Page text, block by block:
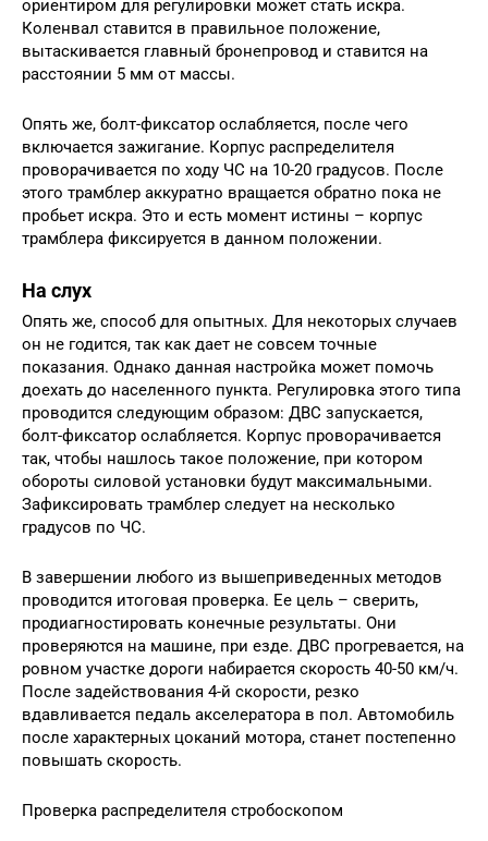
ориентиром для регулировки может стать искра.
Коленвал ставится в правильное положение,
вытаскивается главный бронепровод и ставится на
расстоянии 5 мм от массы.
Опять же, болт-фиксатор ослабляется, после чего
включается зажигание. Корпус распределителя
проворачивается по ходу ЧС на 10-20 градусов. После
этого трамблер аккуратно вращается обратно пока не
пробьет искра. Это и есть момент истины – корпус
трамблера фиксируется в данном положении.
На слух
Опять же, способ для опытных. Для некоторых случаев
он не годится, так как дает не совсем точные
показания. Однако данная настройка может помочь
доехать до населенного пункта. Регулировка этого типа
проводится следующим образом: ДВС запускается,
болт-фиксатор ослабляется. Корпус проворачивается
так, чтобы нашлось такое положение, при котором
обороты силовой установки будут максимальными.
Зафиксировать трамблер следует на несколько
градусов по ЧС.
В завершении любого из вышеприведенных методов
проводится итоговая проверка. Ее цель – сверить,
продиагностировать конечные результаты. Они
проверяются на машине, при езде. ДВС прогревается, на
ровном участке дороги набирается скорость 40-50 км/ч.
После задействования 4-й скорости, резко
вдавливается педаль акселератора в пол. Автомобиль
после характерных цоканий мотора, станет постепенно
повышать скорость.
Проверка распределителя стробоскопом